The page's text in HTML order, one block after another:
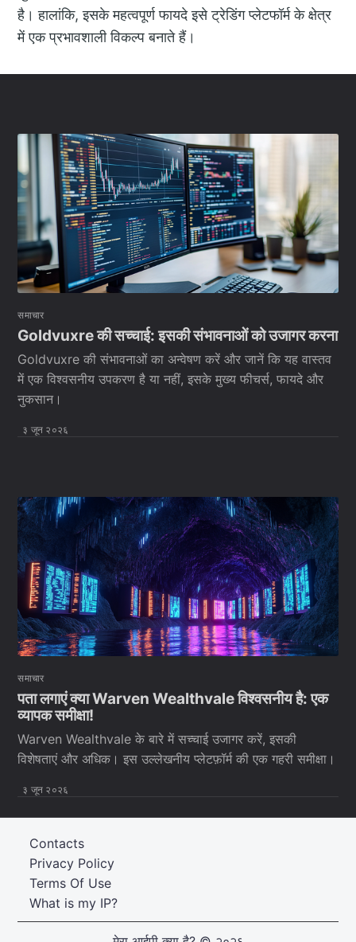
है। हालांकि, इसके महत्वपूर्ण फायदे इसे ट्रेडिंग प्लेटफॉर्म के क्षेत्र
में एक प्रभावशाली विकल्प बनाते हैं।
समाचार
Goldvuxre की सच्चाई: इसकी संभावनाओं को उजागर करना
Goldvuxre की संभावनाओं का अन्वेषण करें और जानें कि यह वास्तव
में एक विश्वसनीय उपकरण है या नहीं, इसके मुख्य फीचर्स, फायदे और
नुकसान।
३ जून २०२६
समाचार
पता लगाएं क्या Warven Wealthvale विश्वसनीय है: एक
व्यापक समीक्षा!
Warven Wealthvale के बारे में सच्चाई उजागर करें, इसकी
विशेषताएं और अधिक। इस उल्लेखनीय प्लेटफ़ॉर्म की एक गहरी समीक्षा।
३ जून २०२६
What is my IP?
Terms Of Use
Privacy Policy
Contacts